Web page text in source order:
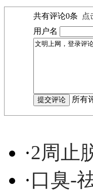
共有评论0条
点
用户名
所有
·2周止
·口臭-